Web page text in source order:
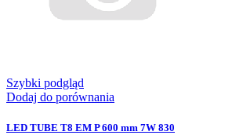
Szybki podgląd
Dodaj do porównania
LED TUBE T8 EM P 600 mm 7W 830